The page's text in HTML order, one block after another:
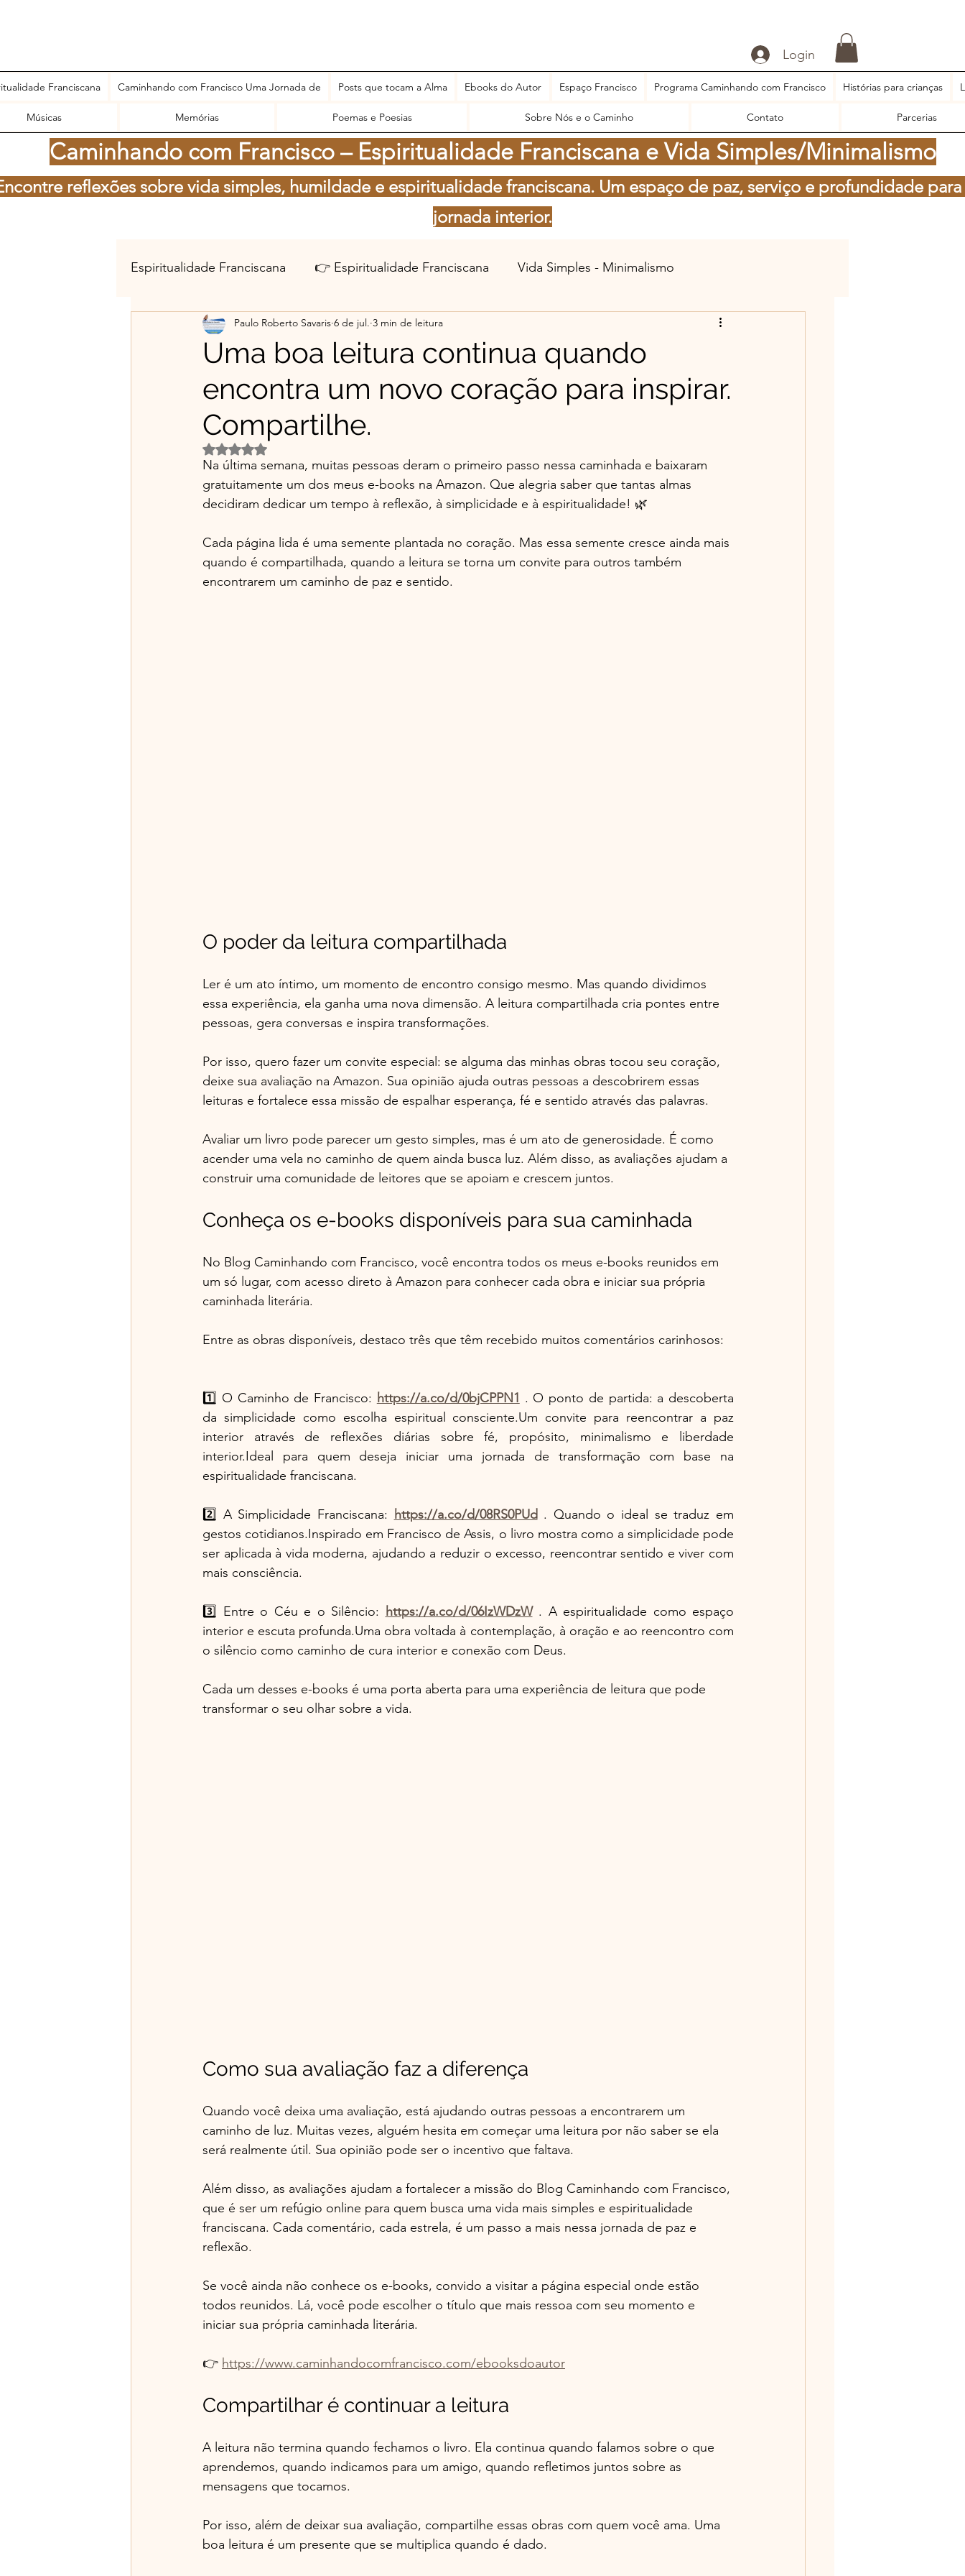
Login
Franciscana Caminhando com Francisco Uma Jornada de Posts que tocam a Alma Ebooks do Autor Espaço Francisco Programa Caminhando com Francisco Histórias para crianças
Músicas Memórias Poemas e Poesias Sobre Nós e o Caminho Contato Parcerias
Caminhando com Francisco – Espiritualidade Franciscana e Vida Simples/Minimalismo
reflexões sobre vida simples, humildade e espiritualidade franciscana. Um espaço de paz, serviço e profundidade para
jornada interior.
Espiritualidade Franciscana 👉 Espiritualidade Franciscana Vida Simples - Minimalismo
Projetos Educativos Flor da Serra do Sul - Histórias
Material gratuito e Publicidade Top 5 do Mês | Leituras que Tocaram Minha história tem valor
🌿Franciscanismo com Irmão Éder
Uma boa leitura continua quando
encontra um novo coração para inspirar.
Compartilhe.
Paulo Roberto Savaris 6 de jul. 3 min de leitura
Avaliado com NaN de 5 estrelas.
Na última semana, muitas pessoas deram o primeiro passo nessa caminhada e baixaram
gratuitamente um dos meus e-books na Amazon. Que alegria saber que tantas almas
decidiram dedicar um tempo à reflexão, à simplicidade e à espiritualidade! 🌿
Cada página lida é uma semente plantada no coração. Mas essa semente cresce ainda mais
quando é compartilhada, quando a leitura se torna um convite para outros também
encontrarem um caminho de paz e sentido.
O poder da leitura compartilhada
Ler é um ato íntimo, um momento de encontro consigo mesmo. Mas quando dividimos
essa experiência, ela ganha uma nova dimensão. A leitura compartilhada cria pontes entre
pessoas, gera conversas e inspira transformações.
Por isso, quero fazer um convite especial: se alguma das minhas obras tocou seu coração,
deixe sua avaliação na Amazon. Sua opinião ajuda outras pessoas a descobrirem essas
leituras e fortalece essa missão de espalhar esperança, fé e sentido através das palavras.
Avaliar um livro pode parecer um gesto simples, mas é um ato de generosidade. É como
acender uma vela no caminho de quem ainda busca luz. Além disso, as avaliações ajudam a
construir uma comunidade de leitores que se apoiam e crescem juntos.
Conheça os e-books disponíveis para sua caminhada
No Blog Caminhando com Francisco, você encontra todos os meus e-books reunidos em
um só lugar, com acesso direto à Amazon para conhecer cada obra e iniciar sua própria
caminhada literária.
Entre as obras disponíveis, destaco três que têm recebido muitos comentários carinhosos:
1️⃣ O Caminho de Francisco: https://a.co/d/0bjCPPN1 . O ponto de partida: a descoberta
da simplicidade como escolha espiritual consciente.Um convite para reencontrar a paz
interior através de reflexões diárias sobre fé, propósito, minimalismo e liberdade
interior.Ideal para quem deseja iniciar uma jornada de transformação com base na
espiritualidade franciscana.
2️⃣ A Simplicidade Franciscana: https://a.co/d/08RS0PUd . Quando o ideal se traduz em
gestos cotidianos.Inspirado em Francisco de Assis, o livro mostra como a simplicidade pode
ser aplicada à vida moderna, ajudando a reduzir o excesso, reencontrar sentido e viver com
mais consciência.
3️⃣ Entre o Céu e o Silêncio: https://a.co/d/06IzWDzW . A espiritualidade como espaço
interior e escuta profunda.Uma obra voltada à contemplação, à oração e ao reencontro com
o silêncio como caminho de cura interior e conexão com Deus.
Cada um desses e-books é uma porta aberta para uma experiência de leitura que pode
transformar o seu olhar sobre a vida.
Como sua avaliação faz a diferença
Quando você deixa uma avaliação, está ajudando outras pessoas a encontrarem um
caminho de luz. Muitas vezes, alguém hesita em começar uma leitura por não saber se ela
será realmente útil. Sua opinião pode ser o incentivo que faltava.
Além disso, as avaliações ajudam a fortalecer a missão do Blog Caminhando com Francisco,
que é ser um refúgio online para quem busca uma vida mais simples e espiritualidade
franciscana. Cada comentário, cada estrela, é um passo a mais nessa jornada de paz e
reflexão.
Se você ainda não conhece os e-books, convido a visitar a página especial onde estão
todos reunidos. Lá, você pode escolher o título que mais ressoa com seu momento e
iniciar sua própria caminhada literária.
👉 https://www.caminhandocomfrancisco.com/ebooksdoautor
Compartilhar é continuar a leitura
A leitura não termina quando fechamos o livro. Ela continua quando falamos sobre o que
aprendemos, quando indicamos para um amigo, quando refletimos juntos sobre as
mensagens que tocamos.
Por isso, além de deixar sua avaliação, compartilhe essas obras com quem você ama. Uma
boa leitura é um presente que se multiplica quando é dado.